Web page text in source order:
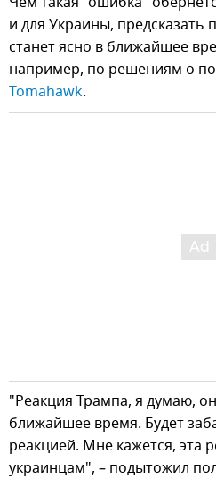
и для Украины, предсказать
станет ясно в ближайшее
например, по решениям о
Tomahawk.
"Реакция Трампа, я думаю,
ближайшее время. Будет
реакцией. Мне кажется, эта
украинцам", – подытожил